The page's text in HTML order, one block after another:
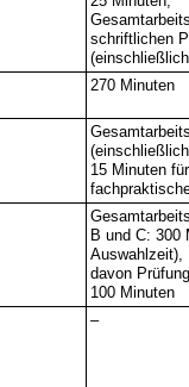
schriftlichen
270 Minuten
15 Minuten
B und C: 300
Auswahlzeit),
davon
100 Minuten
–